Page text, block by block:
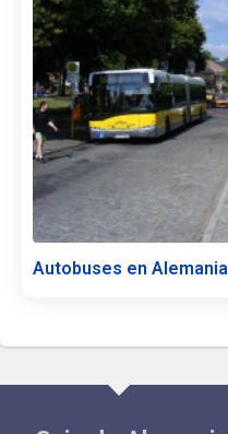
Autobuses en Alemania